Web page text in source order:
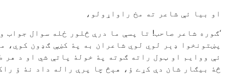
او بيا ئې شاعر ته مخ راواړولو،
‘ګوره شاعر صاحب! تا پسې ما درې څلور ځله سوال
پښتونخوا ډېر لوي لوي شاعران به پۀ کښې ګډون کوي،
ئې ووايم او ټول راته ګوته پۀ خولۀ پاتې شي او د هر
څۀ بيګار شان دې کړے ؤ، هېڅ چا پرې راله داد نۀ ؤ